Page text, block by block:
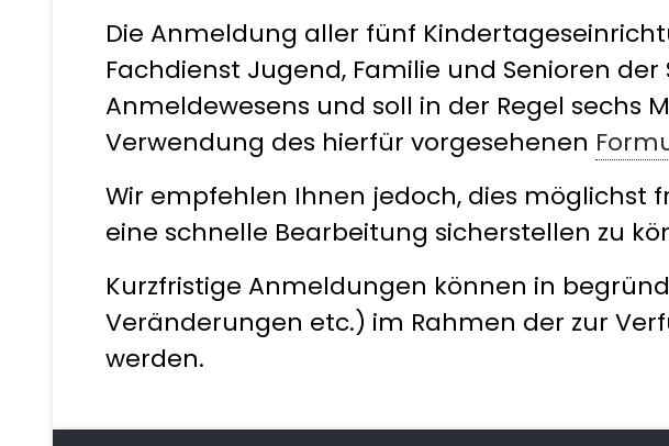
Die Anmeldung aller fünf
Fachdienst Jugend, Familie und Senioren
Anmeldewesens und soll in der Regel
Verwendung des hierfür vorgesehenen
Wir empfehlen Ihnen jedoch, dies möglichst
eine schnelle Bearbeitung sicherstellen zu
Kurzfristige Anmeldungen können in
Veränderungen etc.) im Rahmen der zur
werden.